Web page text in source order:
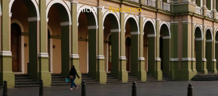
Inicio Naolinco